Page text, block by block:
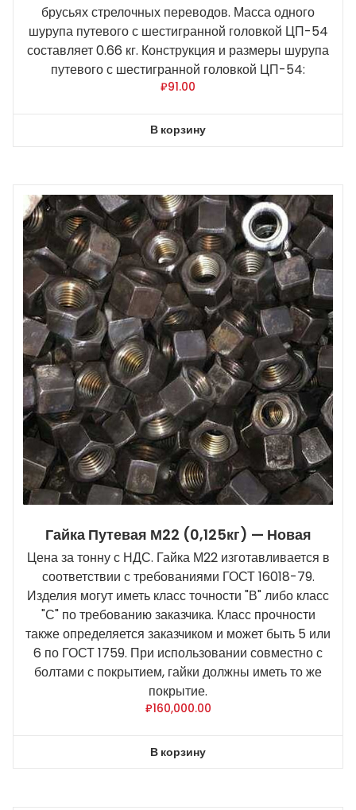
брусьях стрелочных переводов. Масса одного
шурупа путевого с шестигранной головкой ЦП-54
составляет 0.66 кг. Конструкция и размеры шурупа
путевого с шестигранной головкой ЦП-54:
₽91.00
В корзину
Гайка Путевая М22 (0,125кг) — Новая
Цена за тонну с НДС. Гайка М22 изготавливается в
соответствии с требованиями ГОСТ 16018-79.
Изделия могут иметь класс точности "В" либо класс
"С" по требованию заказчика. Класс прочности
также определяется заказчиком и может быть 5 или
6 по ГОСТ 1759. При использовании совместно с
болтами с покрытием, гайки должны иметь то же
покрытие.
₽160,000.00
В корзину